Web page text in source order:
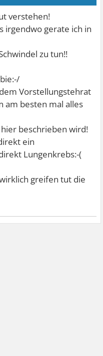
verstehen!
irgendwo gerate ich in
zu tun!!
Vorstellungstehrat
am besten mal alles
beschrieben wird!
ein
Lungenkrebs:-(
greifen tut die